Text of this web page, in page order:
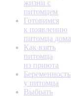
жизни с
питомцем
Готовимся
к появлению
питомца дома
Как взять
питомца
из приюта
Беременность
у питомца
Выбрать